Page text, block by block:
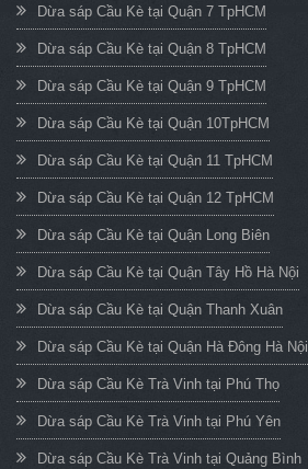
Dừa sáp Cầu Kè tại Quận 7 TpHCM
Dừa sáp Cầu Kè tại Quận 8 TpHCM
Dừa sáp Cầu Kè tại Quận 9 TpHCM
Dừa sáp Cầu Kè tại Quận 10TpHCM
Dừa sáp Cầu Kè tại Quận 11 TpHCM
Dừa sáp Cầu Kè tại Quận 12 TpHCM
Dừa sáp Cầu Kè tại Quận Long Biên
Dừa sáp Cầu Kè tại Quận Tây Hồ Hà Nội
Dừa sáp Cầu Kè tại Quận Thanh Xuân
Dừa sáp Cầu Kè tại Quận Hà Đông Hà Nội
Dừa sáp Cầu Kè Trà Vinh tại Phú Thọ
Dừa sáp Cầu Kè Trà Vinh tại Phú Yên
Dừa sáp Cầu Kè Trà Vinh tại Quảng Bình